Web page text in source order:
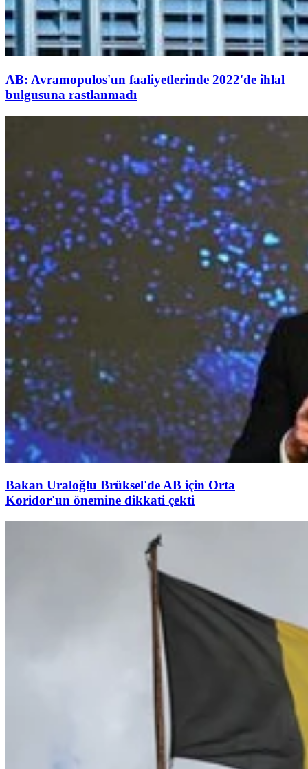
AB: Avramopulos'un faaliyetlerinde 2022'de ihlal
bulgusuna rastlanmadı
Bakan Uraloğlu Brüksel'de AB için Orta
Koridor'un önemine dikkati çekti